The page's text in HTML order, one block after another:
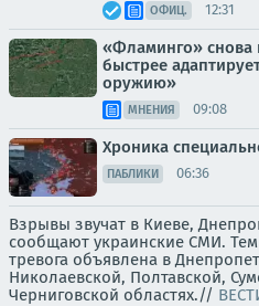
ОФИЦ. 12:31
«Фламинго» снова
быстрее
оружию»
МНЕНИЯ 09:08
Хроника
ПАБЛИКИ 06:36
Взрывы звучат в Киеве,
сообщают украинские СМИ.
тревога объявлена в
Николаевской, Полтавской,
Черниговской областях.//